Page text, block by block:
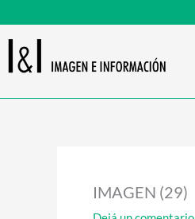
al
contenido
IMAGEN (29)